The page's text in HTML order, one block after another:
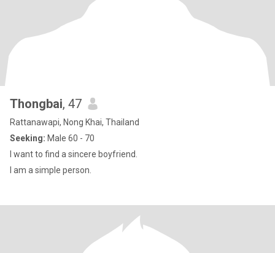
Thongbai, 47
Rattanawapi, Nong Khai, Thailand
Seeking: Male 60 - 70
I want to find a sincere boyfriend.
I am a simple person.